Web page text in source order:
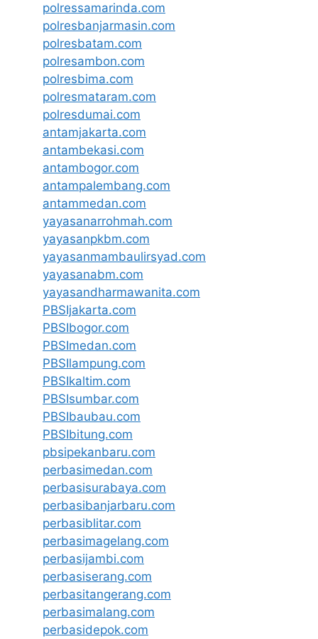
polressamarinda.com
polresbanjarmasin.com
polresbatam.com
polresambon.com
polresbima.com
polresmataram.com
polresdumai.com
antamjakarta.com
antambekasi.com
antambogor.com
antampalembang.com
antammedan.com
yayasanarrohmah.com
yayasanpkbm.com
yayasanmambaulirsyad.com
yayasanabm.com
yayasandharmawanita.com
PBSIjakarta.com
PBSIbogor.com
PBSImedan.com
PBSIlampung.com
PBSIkaltim.com
PBSIsumbar.com
PBSIbaubau.com
PBSIbitung.com
pbsipekanbaru.com
perbasimedan.com
perbasisurabaya.com
perbasibanjarbaru.com
perbasiblitar.com
perbasimagelang.com
perbasijambi.com
perbasiserang.com
perbasitangerang.com
perbasimalang.com
perbasidepok.com